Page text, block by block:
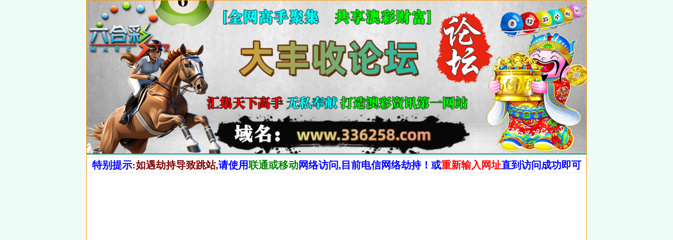
特别提示:如遇劫持导致跳站,请使用联通或移动网络访问,目前电信网络劫持！或重新输入网址直到访问成功即可